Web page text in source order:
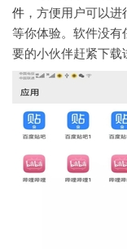
件 ，方便用户可以
等你体验。软件没有
要的小伙伴赶紧下载